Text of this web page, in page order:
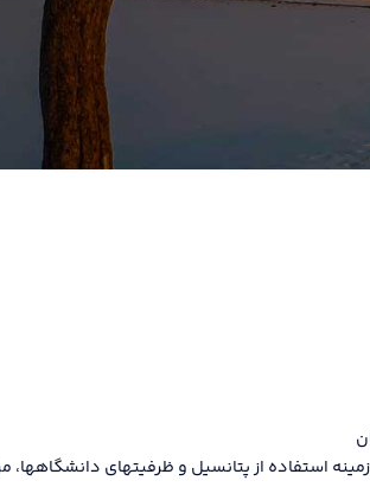
استفاده از پتانسیل و ظرفیتهای دانشگاهها،